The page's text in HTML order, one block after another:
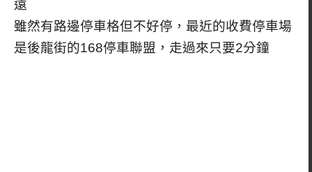
遠
雖然有路邊停車格但不好停，最近的收費停車場
是後龍街的168停車聯盟，走過來只要2分鐘